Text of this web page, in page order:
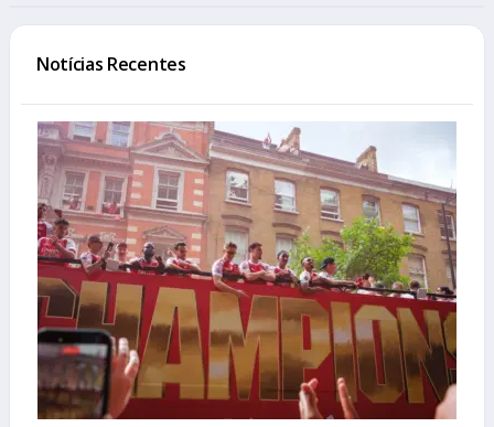
Notícias Recentes